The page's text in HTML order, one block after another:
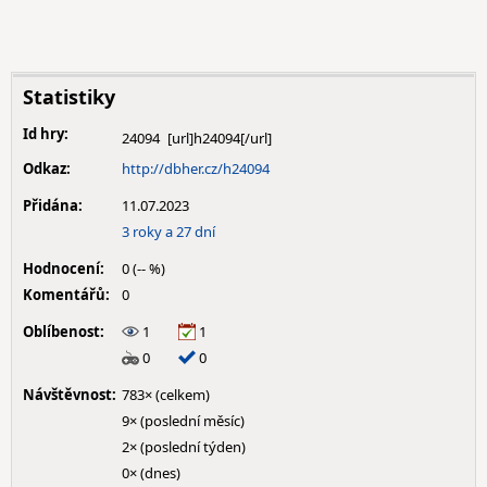
Statistiky
Id hry:
24094
Odkaz:
http://dbher.cz/h24094
Přidána:
11.07.2023
3 roky a 27 dní
Hodnocení:
0 (-- %)
Komentářů:
0
Oblíbenost:
1
1
0
0
Návštěvnost: 783× (celkem)
9× (poslední měsíc)
2× (poslední týden)
0× (dnes)